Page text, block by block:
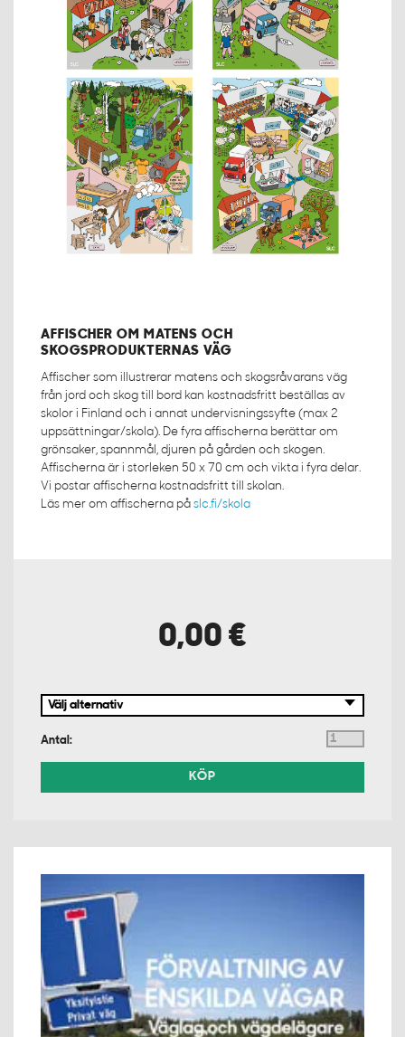
AFFISCHER OM MATENS OCH
SKOGSPRODUKTERNAS VÄG
Affischer som illustrerar matens och skogsråvarans väg
från jord och skog till bord kan kostnadsfritt beställas av
skolor i Finland och i annat undervisningssyfte (max 2
uppsättningar/skola). De fyra affischerna berättar om
grönsaker, spannmål, djuren på gården och skogen.
Affischerna är i storleken 50 x 70 cm och vikta i fyra delar.
Vi postar affischerna kostnadsfritt till skolan.
Läs mer om affischerna på slc.fi/skola
0,00 €
Antal:
KÖP